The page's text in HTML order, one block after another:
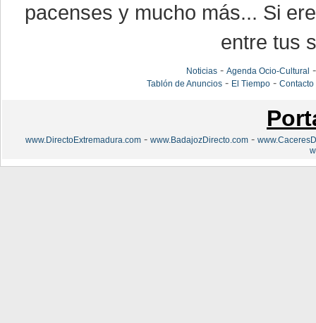
pacenses y mucho más... Si
entre tus
Noticias- Agenda Ocio-Cultural
Tablón de Anuncios- El Tiempo- Contacto
www.DirectoExtremadura.com - www.BadajozDirecto.com -